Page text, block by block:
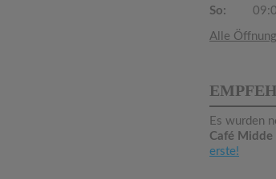
So:
Alle
Es wurden
Café Midde
erste!